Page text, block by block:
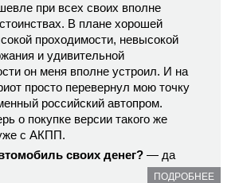
при всех своих вполне
В плане хорошей
проходимости, невысокой
и удивительной
он меня вполне устроил. И на
просто перевернул мою точку
российский автопром.
о покупке версии такого же
с АКПП.
своих денег? — да
ПОДРОБНЕЕ